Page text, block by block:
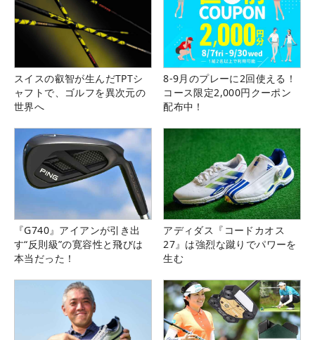
スイスの叡智が生んだTPTシ
ャフトで、ゴルフを異次元の
世界へ
8-9月のプレーに2回使える！
コース限定2,000円クーポン
配布中！
『G740』アイアンが引き出
す“反則級”の寛容性と飛びは
本当だった！
アディダス『コードカオス
27』は強烈な蹴りでパワーを
生む